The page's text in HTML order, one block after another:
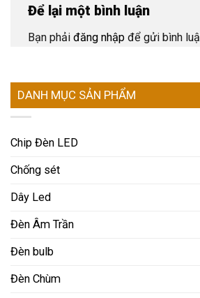
Để lại một bình luận
Bạn phải đăng nhập để gửi bình
DANH MỤC SẢN PHẨM
Chip Đèn LED
Chống sét
Dây Led
Đèn Âm Trần
Đèn bulb
Đèn Chùm